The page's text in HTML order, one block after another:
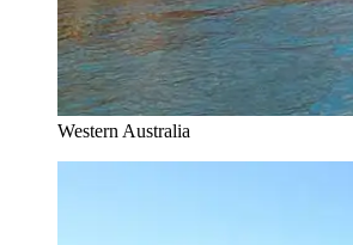
Western Australia